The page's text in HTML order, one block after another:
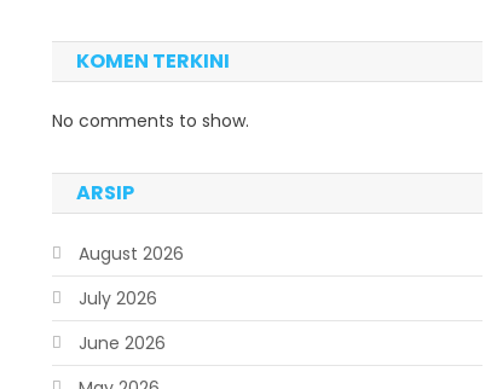
KOMEN TERKINI
No comments to show.
ARSIP
August 2026
July 2026
June 2026